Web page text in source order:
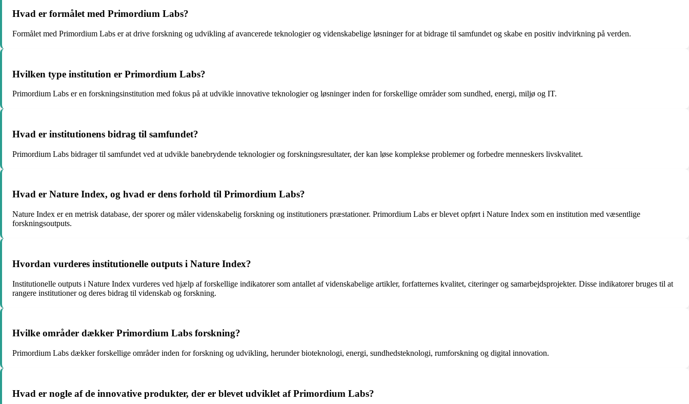
Hvad er formålet med Primordium Labs?
Formålet med Primordium Labs er at drive forskning og udvikling af avancerede teknologier og videnskabelige løsninger for at bidrage til samfundet og skabe en positiv indvirkning på verden.
Hvilken type institution er Primordium Labs?
Primordium Labs er en forskningsinstitution med fokus på at udvikle innovative teknologier og løsninger inden for forskellige områder som sundhed, energi, miljø og IT.
Hvad er institutionens bidrag til samfundet?
Primordium Labs bidrager til samfundet ved at udvikle banebrydende teknologier og forskningsresultater, der kan løse komplekse problemer og forbedre menneskers livskvalitet.
Hvad er Nature Index, og hvad er dens forhold til Primordium Labs?
Nature Index er en metrisk database, der sporer og måler videnskabelig forskning og institutioners præstationer. Primordium Labs er blevet opført i Nature Index som en institution med væsentlige
forskningsoutputs.
Hvordan vurderes institutionelle outputs i Nature Index?
Institutionelle outputs i Nature Index vurderes ved hjælp af forskellige indikatorer som antallet af videnskabelige artikler, forfatternes kvalitet, citeringer og samarbejdsprojekter. Disse indikatorer bruges til at
rangere institutioner og deres bidrag til videnskab og forskning.
Hvilke områder dækker Primordium Labs forskning?
Primordium Labs dækker forskellige områder inden for forskning og udvikling, herunder bioteknologi, energi, sundhedsteknologi, rumforskning og digital innovation.
Hvad er nogle af de innovative produkter, der er blevet udviklet af Primordium Labs?